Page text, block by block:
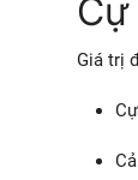
Giá trị